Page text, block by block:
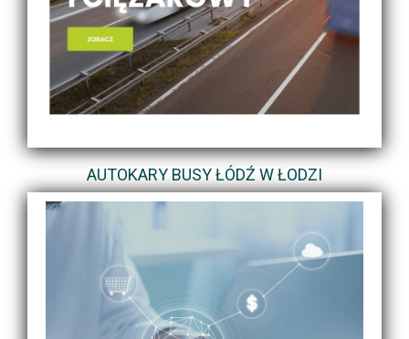
AUTOKARY BUSY ŁÓDŹ W ŁODZI